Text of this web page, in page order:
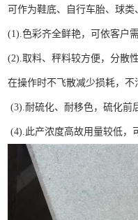
可作为鞋底、自行车胎、球
(1).色彩齐全鲜艳，可依客户
(2).取料、秤料较方便，分散
在操作时不飞散减少损耗，不
(3).耐硫化、耐移色，硫化前
(4).此产浓度高故用量较低，